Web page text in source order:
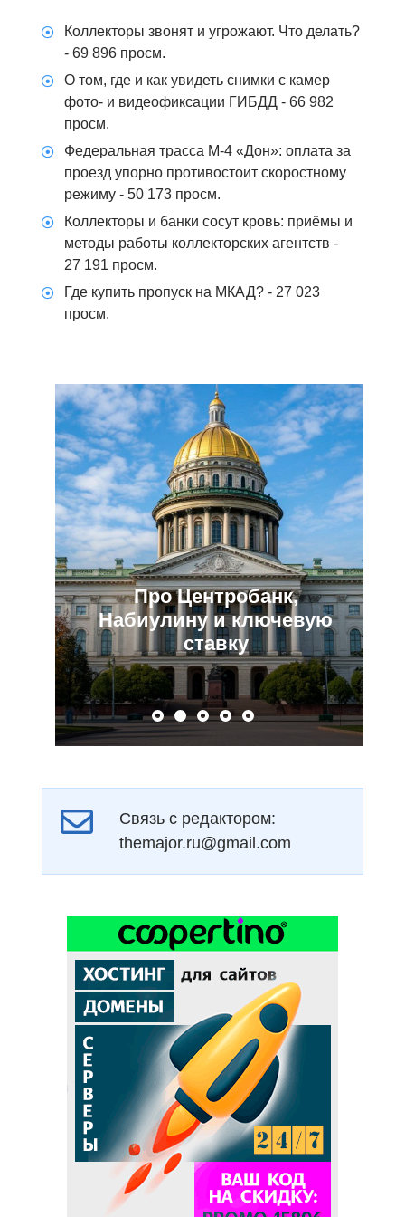
Коллекторы звонят и угрожают. Что делать?
- 69 896 просм.
О том, где и как увидеть снимки с камер
фото- и видеофиксации ГИБДД - 66 982
просм.
Федеральная трасса М-4 «Дон»: оплата за
проезд упорно противостоит скоростному
режиму - 50 173 просм.
Коллекторы и банки сосут кровь: приёмы и
методы работы коллекторских агентств -
27 191 просм.
Где купить пропуск на МКАД? - 27 023
просм.
Про Центробанк,
Набиулину и ключевую
ставку
Связь с редактором:
themajor.ru@gmail.com